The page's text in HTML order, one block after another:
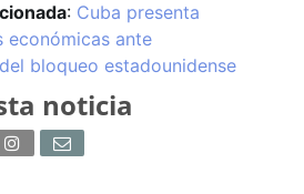
: Cuba presenta
económicas ante
bloqueo estadounidense
noticia